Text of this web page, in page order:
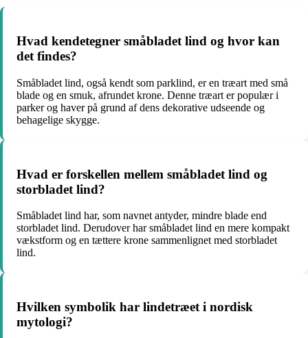
Hvad kendetegner småbladet lind og hvor kan
det findes?
Småbladet lind, også kendt som parklind, er en træart med små
blade og en smuk, afrundet krone. Denne træart er populær i
parker og haver på grund af dens dekorative udseende og
behagelige skygge.
Hvad er forskellen mellem småbladet lind og
storbladet lind?
Småbladet lind har, som navnet antyder, mindre blade end
storbladet lind. Derudover har småbladet lind en mere kompakt
vækstform og en tættere krone sammenlignet med storbladet
lind.
Hvilken symbolik har lindetræet i nordisk
mytologi?